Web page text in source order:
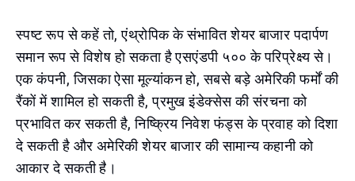
स्पष्ट रूप से कहें तो, एंथ्रोपिक के संभावित शेयर बाजार पदार्पण
समान रूप से विशेष हो सकता है एसएंडपी ५०० के परिप्रेक्ष्य से।
एक कंपनी, जिसका ऐसा मूल्यांकन हो, सबसे बड़े अमेरिकी फर्मों की
रैंकों में शामिल हो सकती है, प्रमुख इंडेक्सेस की संरचना को
प्रभावित कर सकती है, निष्क्रिय निवेश फंड्स के प्रवाह को दिशा
दे सकती है और अमेरिकी शेयर बाजार की सामान्य कहानी को
आकार दे सकती है।